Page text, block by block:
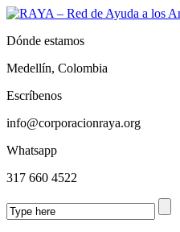
Dónde estamos
Medellín, Colombia
Escríbenos
info@corporacionraya.org
Whatsapp
317 660 4522